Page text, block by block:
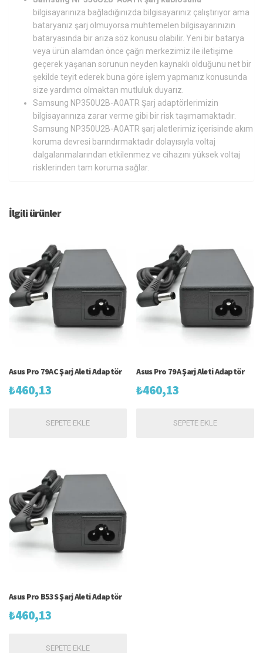
bilgisayarınıza bağladığınızda bilgisayarınız çalıştırıyor ama
bataryanız şarj olmuyorsa muhtemelen bilgisayarınızın
bataryasında bir arıza söz konusu olabilir. Yeni bir batarya
veya ürün alamdan önce çağrı merkezimiz ile iletişime
geçerek yaşanan sorunun neyden kaynaklı olduğunu net bir
şekilde teyit ederek buna göre işlem yapmanız konusunda
size yardımcı olmaktan mutluluk duyarız.
Samsung NP350U2B-A0ATR Şarj adaptörlerimizin
bilgisayarınıza zarar verme gibi bir risk taşımamaktadır.
Samsung NP350U2B-A0ATR şarj aletlerimiz içerisinde akım
koruma devresi barındırmaktadır dolayısıyla voltaj
dalgalanmalarından etkilenmez ve cihazını yüksek voltaj
risklerinden tam koruma sağlar.
İlgili ürünler
Asus Pro 79AC Şarj Aleti Adaptör
₺460,13
SEPETE EKLE
Asus Pro 79A Şarj Aleti Adaptör
₺460,13
SEPETE EKLE
Asus Pro B53S Şarj Aleti Adaptör
₺460,13
SEPETE EKLE